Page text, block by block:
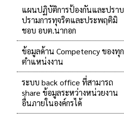
แผนปฏิบัติการป้องกันและปราบ
ปรามการทุจริตและประพฤติมิ
ชอบ อบต.นากอก
ข้อมูลด้าน Competency ของทุก
ตำแหน่งงาน
ระบบ back office ที่สามารถ
share ข้อมูลระหว่างหน่วยงาน
อื่นภายในองค์กรได้